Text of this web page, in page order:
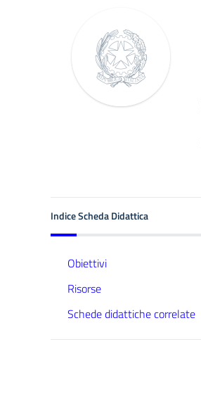
Indice Scheda Didattica
Obiettivi
Risorse
Schede didattiche correlate